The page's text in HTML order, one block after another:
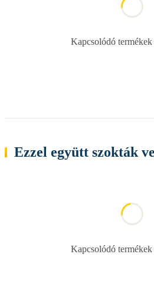
Kapcsolódó termékek
Ezzel együtt szokták
Kapcsolódó termékek